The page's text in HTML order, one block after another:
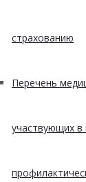
страхованию
Перечень
участвующих в